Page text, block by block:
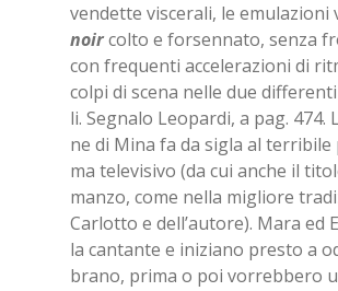
ven­det­te vi­sce­ra­li, le emu­la­zio­ni
noircol­to e for­sen­na­to, sen­za
con fre­quen­ti ac­ce­le­ra­zio­ni di
col­pi di sce­na nel­le due
li. Se­gna­lo Leo­par­di, a pag. 474.
ne di Mina fa da si­gla al
ma te­le­vi­si­vo (da cui an­che il
man­zo, come nel­la mi­glio­re
Car­lot­to e del­l’au­to­re). Mara ed
la can­tan­te e ini­zia­no pre­sto a
bra­no, pri­ma o poi vor­reb­be­ro